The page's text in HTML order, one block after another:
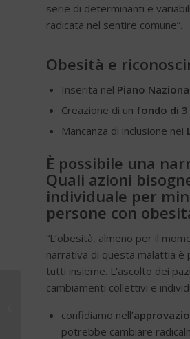
serie di determinanti e
radicata nel sentire comune”.
Obesità e
Inserita nel Piano
Creazione di un fondo di
Mancanza di inclusione nei
È possibile una
Quali azioni
individuale per
persone con
“L’obesità, almeno per il
narrativa di questa malattia
tutti insieme. L’ascolto dei
cambiamenti collettivi e
confidiamo nell’
potrebbe cambiare
Edizione